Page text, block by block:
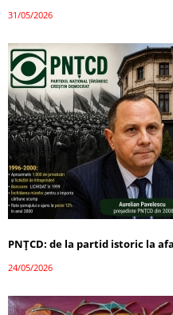
31/05/2026
PNȚCD: de la partid istoric la
24/05/2026